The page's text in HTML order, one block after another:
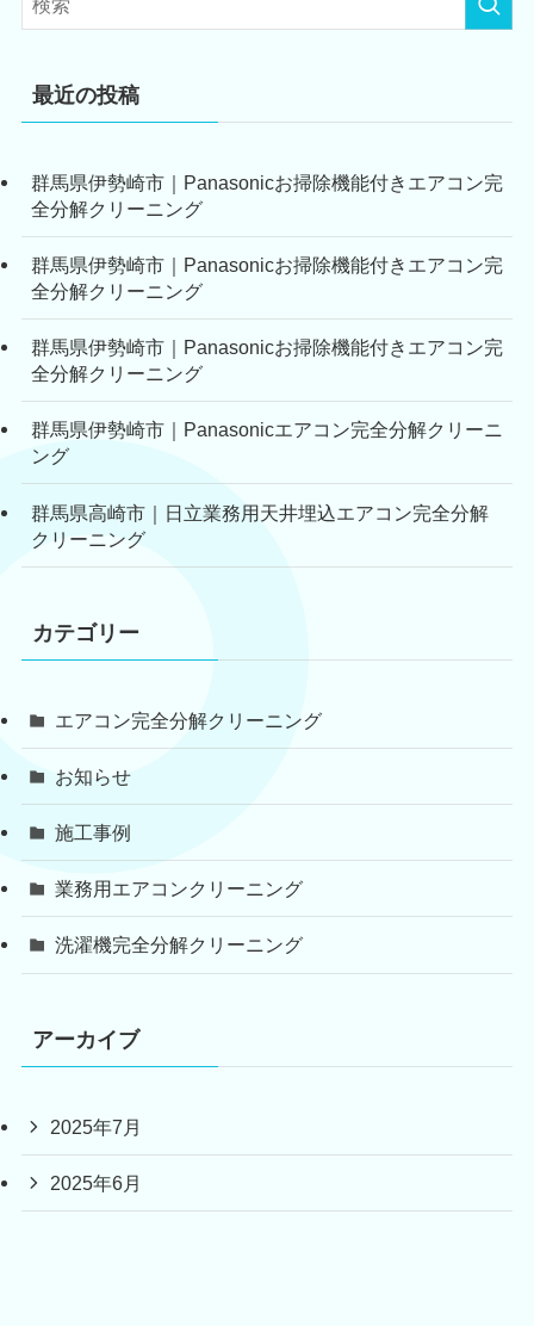
最近の投稿
群馬県伊勢崎市｜Panasonicお掃除機能付きエアコン完
全分解クリーニング
群馬県伊勢崎市｜Panasonicお掃除機能付きエアコン完
全分解クリーニング
群馬県伊勢崎市｜Panasonicお掃除機能付きエアコン完
全分解クリーニング
群馬県伊勢崎市｜Panasonicエアコン完全分解クリーニ
ング
群馬県高崎市｜日立業務用天井埋込エアコン完全分解
クリーニング
カテゴリー
エアコン完全分解クリーニング
お知らせ
施工事例
業務用エアコンクリーニング
洗濯機完全分解クリーニング
アーカイブ
2025年7月
2025年6月